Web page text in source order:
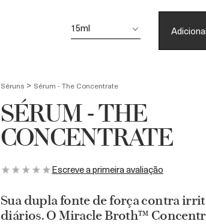
Séruns > Sérum - The Concentrate
SÉRUM - THE
CONCENTRATE
Escreve a primeira avaliação
Sua dupla fonte de força contra
diários. O Miracle Broth™
15ml